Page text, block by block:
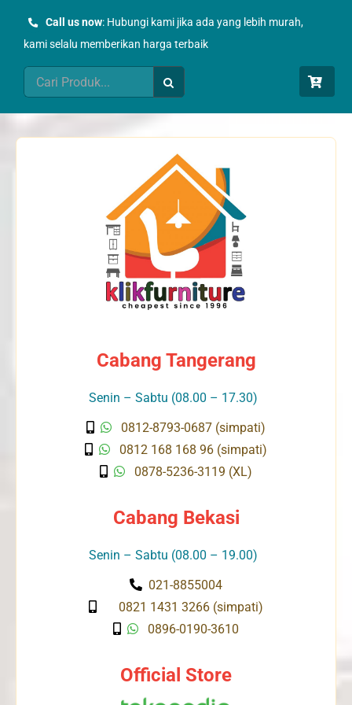
Call us now: Hubungi kami jika ada yang lebih murah,
kami selalu memberikan harga terbaik
Search
for:
Cabang Tangerang
Senin – Sabtu (08.00 – 17.30)
0812-8793-0687 (simpati)
0812 168 168 96 (simpati)
0878-5236-3119 (XL)
Cabang Bekasi
Senin – Sabtu (08.00 – 19.00)
021-8855004
0821 1431 3266 (simpati)
0896-0190-3610
Official Store